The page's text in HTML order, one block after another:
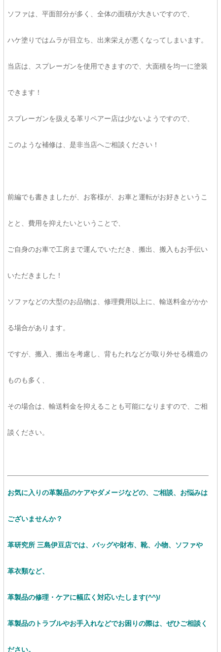
ソファは、平面部分が多く、全体の面積が大きいですので、
ハケ塗りではムラが目立ち、出来栄えが悪くなってしまいます。
当店は、スプレーガンを使用できますので、大面積を均一に塗装
できます！
スプレーガンを扱える革リペアー店は少ないようですので、
このような補修は、是非当店へご相談ください！
前編でも書きましたが、お客様が、お車と運転がお好きというこ
とと、費用を抑えたいということで、
ご自身のお車で工房まで運んでいただき、搬出、搬入もお手伝い
いただきました！
ソファなどの大型のお品物は、修理費用以上に、輸送料金がかか
る場合があります。
ですが、搬入、搬出を考慮し、背もたれなどが取り外せる構造の
ものも多く、
その場合は、輸送料金を抑えることも可能になりますので、ご相
談ください。
お気に入りの革製品のケアやダメージなどの、ご相談、お悩みは
ございませんか？
革研究所 三島伊豆店では、バッグや財布、靴、小物、ソファや
革衣類など、
革製品の修理・ケアに幅広く対応いたします(^^)/
革製品のトラブルやお手入れなどでお困りの際は、ぜひご相談く
ださい。